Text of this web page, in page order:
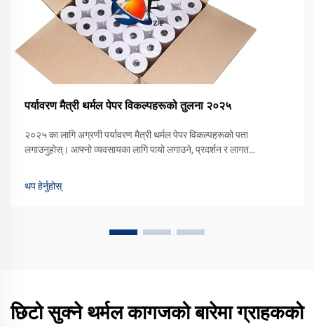
पर्यावरण मैत्री थर्मल पेपर विकल्पहरूको तुलना २०२५
२०२५ का लागि अग्रणी पर्यावरण मैत्री थर्मल पेपर विकल्पहरूको पता
लगाउनुहोस्। आफ्नो व्यवसायका लागि पायो लगाउने, प्रदर्शन र लागत
थप हेर्नुहोस्
छिटो सुक्ने थर्मल कागजको बारेमा ग्राहकको